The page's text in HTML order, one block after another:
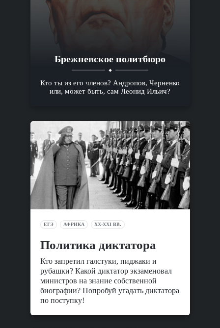
Брежневское политбюро
Кто ты из его членов? Андропов, Черненко
или, может быть, сам Леонид Ильич?
ЕГЭ АФРИКА XX-XXI ВВ.
Политика диктатора
Кто запретил галстуки, пиджаки и
рубашки? Какой диктатор экзаменовал
министров на знание собственной
биографии? Попробуй угадать диктатора
по поступку!